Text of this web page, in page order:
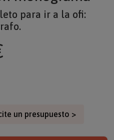
para ir a la ofi:
un presupuesto >